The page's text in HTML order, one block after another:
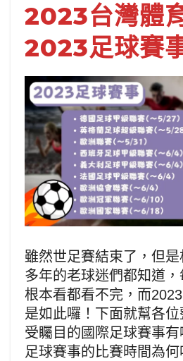
2023台灣體
2023足球賽
雖然世足賽結束了，但
多年的老球迷們都知道
根本看都看不完，而
是如此囉！下面就幫各
受矚目的國際足球賽事
足球賽事的比賽時間為何